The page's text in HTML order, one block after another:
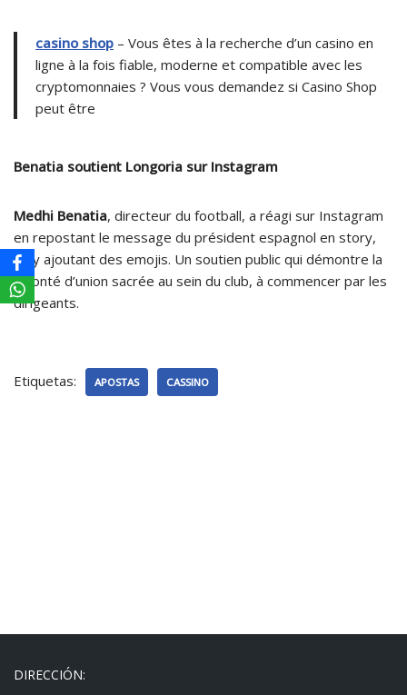
casino shop – Vous êtes à la recherche d’un casino en
ligne à la fois fiable, moderne et compatible avec les
cryptomonnaies ? Vous vous demandez si Casino Shop
peut être
Benatia soutient Longoria sur Instagram
Medhi Benatia, directeur du football, a réagi sur Instagram
en repostant le message du président espagnol en story,
en y ajoutant des emojis. Un soutien public qui démontre la
volonté d’union sacrée au sein du club, à commencer par les
dirigeants.
Etiquetas: APOSTAS CASSINO
DIRECCIÓN: